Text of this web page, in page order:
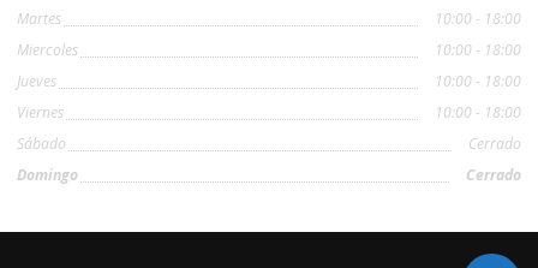
Martes
10:00 - 18:00
Miercoles
10:00 - 18:00
Jueves
10:00 - 18:00
Viernes
10:00 - 18:00
Sábado
Cerrado
Domingo
Cerrado